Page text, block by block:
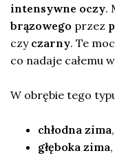
intensywne oczy.
brązowego przez
czy czarny. Te
co nadaje całemu
W obrębie tego
chłodna zima,
głęboka zima,